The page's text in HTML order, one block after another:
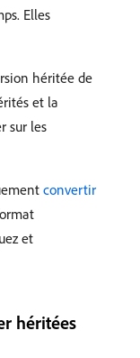
Elles
héritée de
et la
sur les
convertir
et
héritées